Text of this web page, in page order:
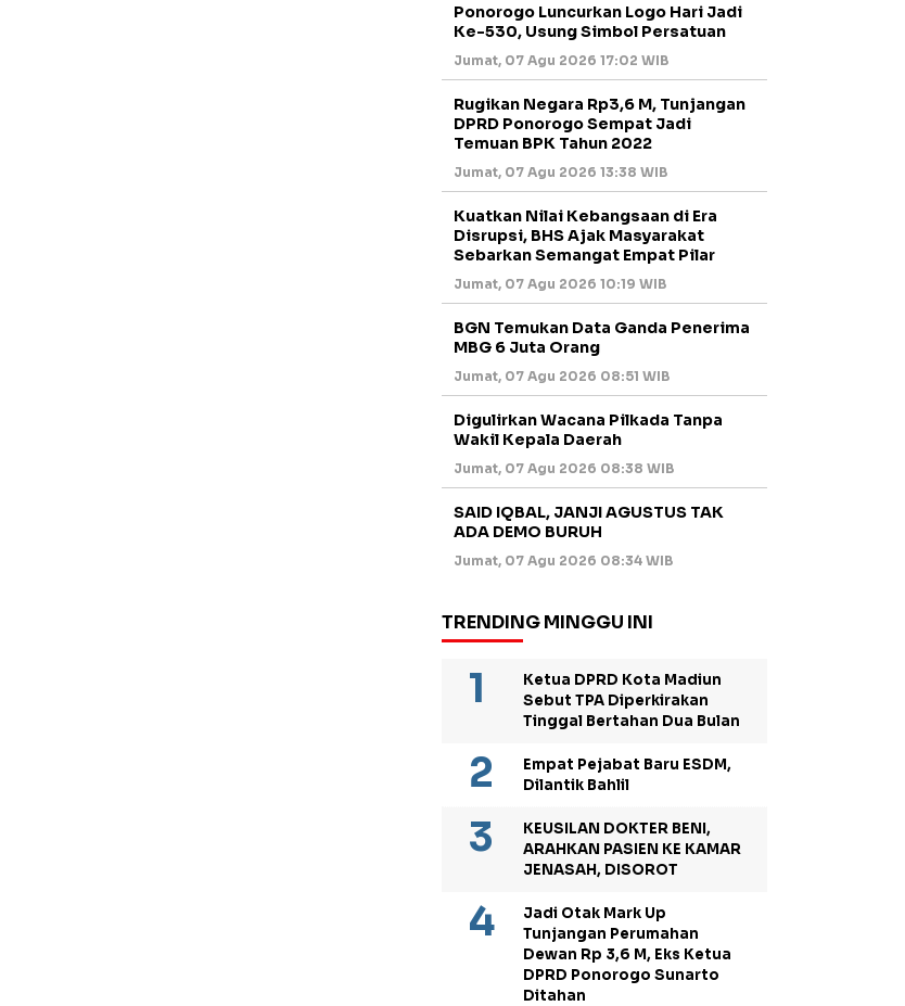
Ponorogo Luncurkan Logo Hari Jadi
Ke-530, Usung Simbol Persatuan
Jumat, 07 Agu 2026 17:02 WIB
Rugikan Negara Rp3,6 M, Tunjangan
DPRD Ponorogo Sempat Jadi
Temuan BPK Tahun 2022
Jumat, 07 Agu 2026 13:38 WIB
Kuatkan Nilai Kebangsaan di Era
Disrupsi, BHS Ajak Masyarakat
Sebarkan Semangat Empat Pilar
Jumat, 07 Agu 2026 10:19 WIB
BGN Temukan Data Ganda Penerima
MBG 6 Juta Orang
Jumat, 07 Agu 2026 08:51 WIB
Digulirkan Wacana Pilkada Tanpa
Wakil Kepala Daerah
Jumat, 07 Agu 2026 08:38 WIB
SAID IQBAL, JANJI AGUSTUS TAK
ADA DEMO BURUH
Jumat, 07 Agu 2026 08:34 WIB
TRENDING MINGGU INI
Ketua DPRD Kota Madiun
Sebut TPA Diperkirakan
Tinggal Bertahan Dua Bulan
Empat Pejabat Baru ESDM,
Dilantik Bahlil
KEUSILAN DOKTER BENI,
ARAHKAN PASIEN KE KAMAR
JENASAH, DISOROT
Jadi Otak Mark Up
Tunjangan Perumahan
Dewan Rp 3,6 M, Eks Ketua
DPRD Ponorogo Sunarto
Ditahan